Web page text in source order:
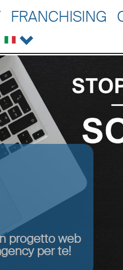
FRANCHISING
progetto web
per te!